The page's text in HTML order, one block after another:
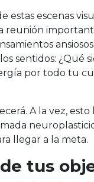
escenas
reunión
sentidos: ¿Qué
por todo tu
A la vez,
llegar a la meta.
tus